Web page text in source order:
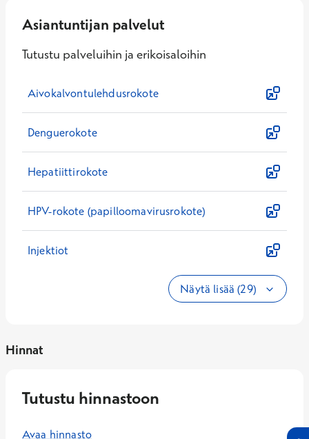
Asiantuntijan palvelut
Tutustu palveluihin ja erikoisaloihin
Aivokalvontulehdusrokote
Denguerokote
Hepatiittirokote
HPV-rokote (papilloomavirusrokote)
Injektiot
Näytä lisää (29)
Hinnat
Tutustu hinnastoon
Avaa hinnasto